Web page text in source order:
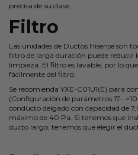
precisa de su clase.
Filtro
Las unidades de Ductos Hisense son
filtro de larga duración puede reducir
limpieza. El filtro es lavable, por lo
fácilmente del filtro.
Se recomienda YXE-C01U1(E) para
(Configuración de parámetros 17--
conducto delgado con capacidad de
máximo de 40 Pa. Si tenemos que
ducto largo, tenemos que elegir el